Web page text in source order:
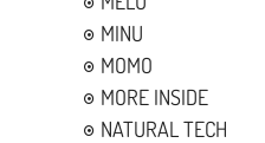
MINU
MOMO
MORE INSIDE
NATURAL TECH